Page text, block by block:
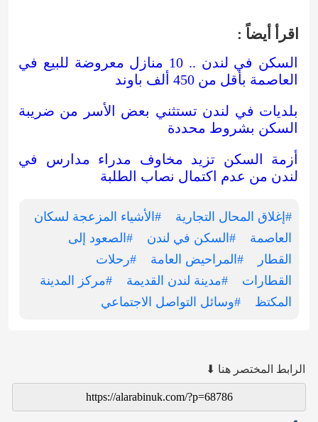
اقرأ أيضاً :
السكن في لندن .. 10 منازل معروضة للبيع في
العاصمة بأقل من 450 ألف باوند
بلديات في لندن تستثني بعض الأسر من ضريبة
السكن بشروط محددة
أزمة السكن تزيد مخاوف مدراء مدارس في
لندن من عدم اكتمال نصاب الطلبة
#إغلاق المحال التجارية
#الأشياء المزعجة لسكان
العاصمة
#السكن في لندن
#الصعود إلى
القطار
#المراحيض العامة
#رحلات
القطارات
#مدينة لندن القديمة
#مركز المدينة
المكتظ
#وسائل التواصل الاجتماعي
الرابط المختصر هنا ⬇